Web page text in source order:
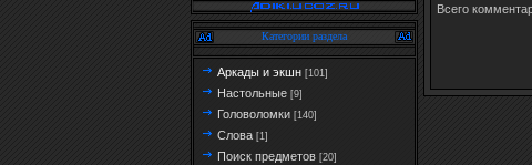
Категории раздела
Аркады и экшн [101]
Настольные [9]
Головоломки [140]
Слова [1]
Поиск предметов [20]
Всего